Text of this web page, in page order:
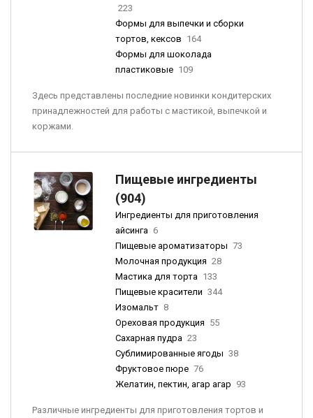
223
Формы для выпечки и сборки
тортов, кексов 164
Формы для шоколада
пластиковые 109
Здесь представлены последние новинки кондитерских
принадлежностей для работы с мастикой, выпечкой и
коржами.
Пищевые ингредиенты
(904)
Ингредиенты для приготовления
айсинга 6
Пищевые ароматизаторы 73
Молочная продукция 28
Мастика для торта 133
Пищевые красители 344
Изомальт 8
Ореховая продукция 55
Сахарная пудра 23
Сублимированные ягоды 38
Фруктовое пюре 76
Желатин, пектин, агар агар 93
Различные ингредиенты для приготовления тортов и